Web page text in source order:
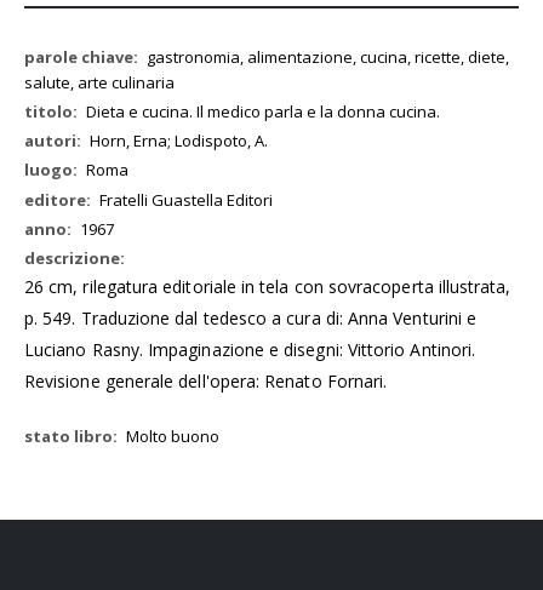
Maggiori
Informazioni
gastronomia, alimentazione, cucina, ricette, diete,
salute, arte culinaria
Dieta e cucina. Il medico parla e la donna cucina.
Horn, Erna; Lodispoto, A.
Roma
Fratelli Guastella Editori
1967
26 cm, rilegatura editoriale in tela con sovracoperta illustrata,
p. 549. Traduzione dal tedesco a cura di: Anna Venturini e
Luciano Rasny. Impaginazione e disegni: Vittorio Antinori.
Revisione generale dell'opera: Renato Fornari.
Molto buono